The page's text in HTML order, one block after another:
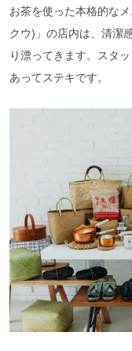
お茶を使った本格的な
クウ)」の店内は、清潔
り漂ってきます。スタ
あってステキです。